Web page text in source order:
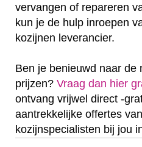
vervangen of repareren
kun je de hulp inroepen
kozijnen leverancier.
Ben je benieuwd naar de
prijzen? Vraag dan hier
ontvang vrijwel direct -
aantrekkelijke offertes
kozijnspecialisten bij jou